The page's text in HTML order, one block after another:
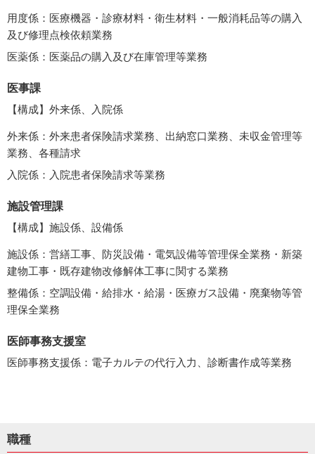
用度係：医療機器・診療材料・衛生材料・一般消耗品等の購入
及び修理点検依頼業務
医薬係：医薬品の購入及び在庫管理等業務
医事課
【構成】外来係、入院係
外来係：外来患者保険請求業務、出納窓口業務、未収金管理等
業務、各種請求
入院係：入院患者保険請求等業務
施設管理課
【構成】施設係、設備係
施設係：営繕工事、防災設備・電気設備等管理保全業務・新築
建物工事・既存建物改修解体工事に関する業務
整備係：空調設備・給排水・給湯・医療ガス設備・廃棄物等管
理保全業務
医師事務支援室
医師事務支援係：電子カルテの代行入力、診断書作成等業務
職種